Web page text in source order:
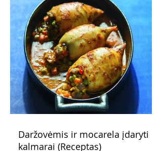
Daržovėmis ir mocarela įdaryti
kalmarai (Receptas)